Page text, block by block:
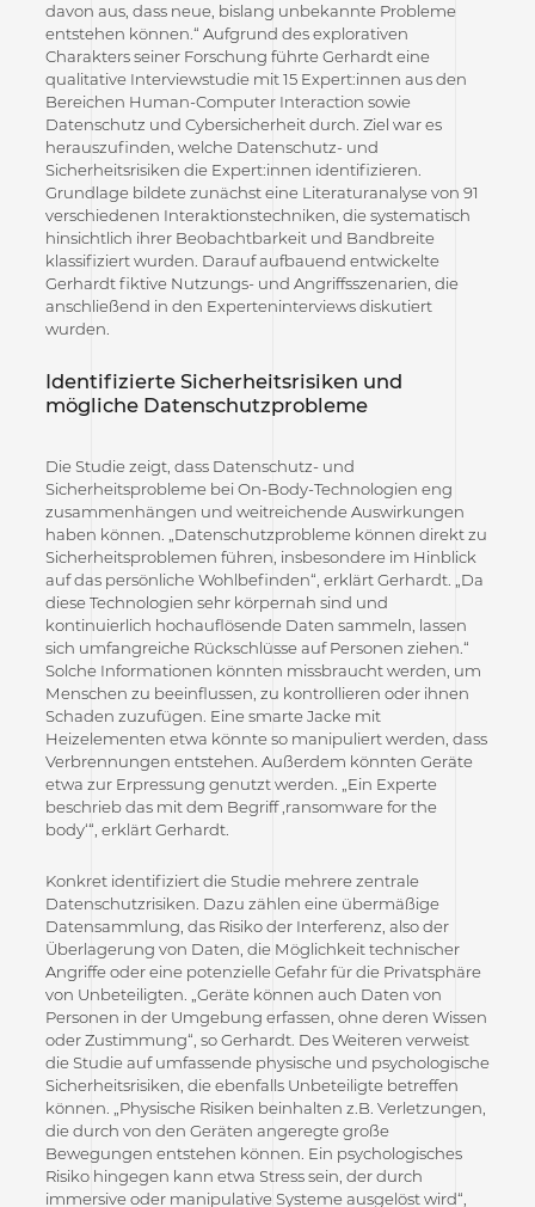
davon aus, dass neue, bislang unbekannte Probleme
entstehen können.“ Aufgrund des explorativen
Charakters seiner Forschung führte Gerhardt eine
qualitative Interviewstudie mit 15 Expert:innen aus den
Bereichen Human-Computer Interaction sowie
Datenschutz und Cybersicherheit durch. Ziel war es
herauszufinden, welche Datenschutz- und
Sicherheitsrisiken die Expert:innen identifizieren.
Grundlage bildete zunächst eine Literaturanalyse von 91
verschiedenen Interaktionstechniken, die systematisch
hinsichtlich ihrer Beobachtbarkeit und Bandbreite
klassifiziert wurden. Darauf aufbauend entwickelte
Gerhardt fiktive Nutzungs- und Angriffsszenarien, die
anschließend in den Experteninterviews diskutiert
wurden.
Identifizierte Sicherheitsrisiken und
mögliche Datenschutzprobleme
Die Studie zeigt, dass Datenschutz- und
Sicherheitsprobleme bei On-Body-Technologien eng
zusammenhängen und weitreichende Auswirkungen
haben können.
„Datenschutzprobleme können direkt zu
Sicherheitsproblemen führen, insbesondere im Hinblick
auf das persönliche Wohlbefinden“, erklärt Gerhardt. „Da
diese Technologien sehr körpernah sind und
kontinuierlich hochauflösende Daten sammeln, lassen
sich umfangreiche Rückschlüsse auf Personen ziehen.“
Solche Informationen könnten missbraucht werden, um
Menschen zu beeinflussen, zu kontrollieren oder ihnen
Schaden zuzufügen. Eine smarte Jacke mit
Heizelementen etwa könnte so manipuliert werden, dass
Verbrennungen entstehen. Außerdem könnten Geräte
etwa zur Erpressung genutzt werden. „Ein Experte
beschrieb das mit dem Begriff ‚ransomware for the
body‘“, erklärt Gerhardt.
Konkret identifiziert die Studie mehrere zentrale
Datenschutzrisiken. Dazu zählen eine übermäßige
Datensammlung, das Risiko der Interferenz, also der
Überlagerung von Daten, die Möglichkeit technischer
Angriffe oder eine potenzielle Gefahr für die Privatsphäre
von Unbeteiligten. „Geräte können auch Daten von
Personen in der Umgebung erfassen, ohne deren Wissen
oder Zustimmung“, so Gerhardt. Des Weiteren verweist
die Studie auf umfassende physische und psychologische
Sicherheitsrisiken, die ebenfalls Unbeteiligte betreffen
können. „Physische Risiken beinhalten z.B. Verletzungen,
die durch von den Geräten angeregte große
Bewegungen entstehen können. Ein psychologisches
Risiko hingegen kann etwa Stress sein, der durch
immersive oder manipulative Systeme ausgelöst wird“,